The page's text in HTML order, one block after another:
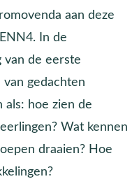
aan deze
In de
van de eerste
gedachten
als: hoe zien de
Wat kennen
draaien? Hoe